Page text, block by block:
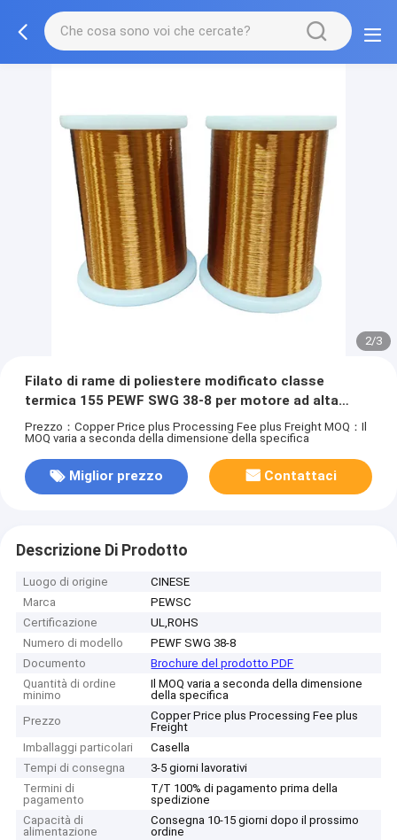
2/3
Filato di rame di poliestere modificato classe
termica 155 PEWF SWG 38-8 per motore ad alta
temperatura
Prezzo：Copper Price plus Processing Fee plus Freight MOQ：Il
MOQ varia a seconda della dimensione della specifica
Miglior prezzo Contattaci
Descrizione Di Prodotto
Luogo di origine
CINESE
Marca
PEWSC
Certificazione
UL,ROHS
Numero di modello
PEWF SWG 38-8
Documento
Brochure del prodotto PDF
Quantità di ordine
minimo
Il MOQ varia a seconda della dimensione
della specifica
Prezzo
Copper Price plus Processing Fee plus
Freight
Imballaggi particolari
Casella
Tempi di consegna
3-5 giorni lavorativi
Termini di
pagamento
T/T 100% di pagamento prima della
spedizione
Capacità di
alimentazione
Consegna 10-15 giorni dopo il prossimo
ordine